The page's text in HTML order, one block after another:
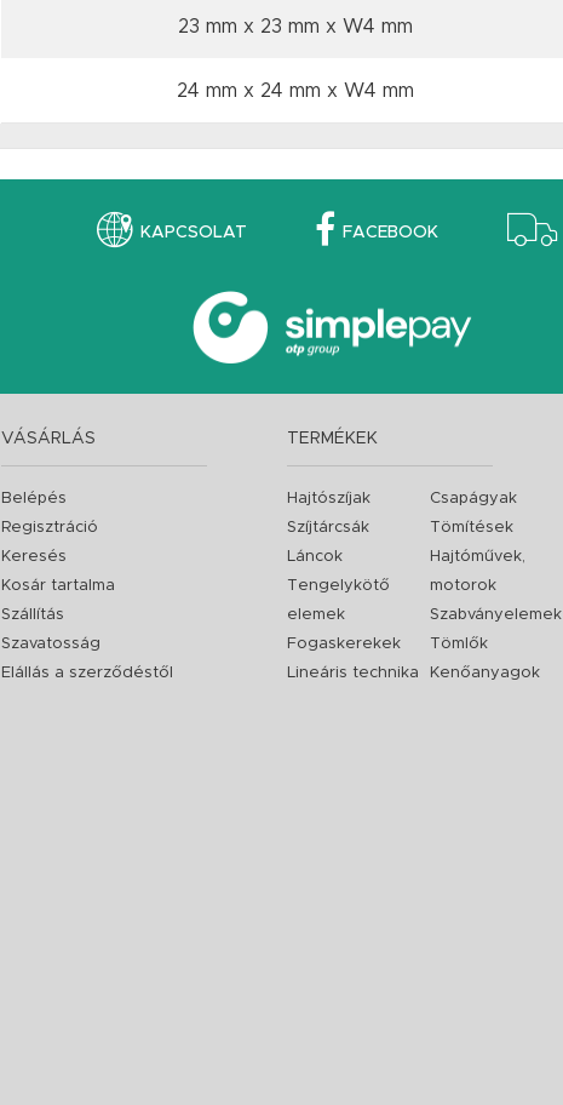
23 mm x 23 mm x W4 mm
24 mm x 24 mm x W4 mm
KAPCSOLAT FACEBOOK
VÁSÁRLÁS
Belépés
Regisztráció
Keresés
Kosár tartalma
Szállítás
Szavatosság
Elállás a szerződéstől
TERMÉKEK
Hajtószíjak
Szíjtárcsák
Láncok
Tengelykötő
elemek
Fogaskerekek
Lineáris technika
Csapágyak
Tömítések
Hajtóművek,
motorok
Szabványelemek
Tömlők
Kenőanyagok